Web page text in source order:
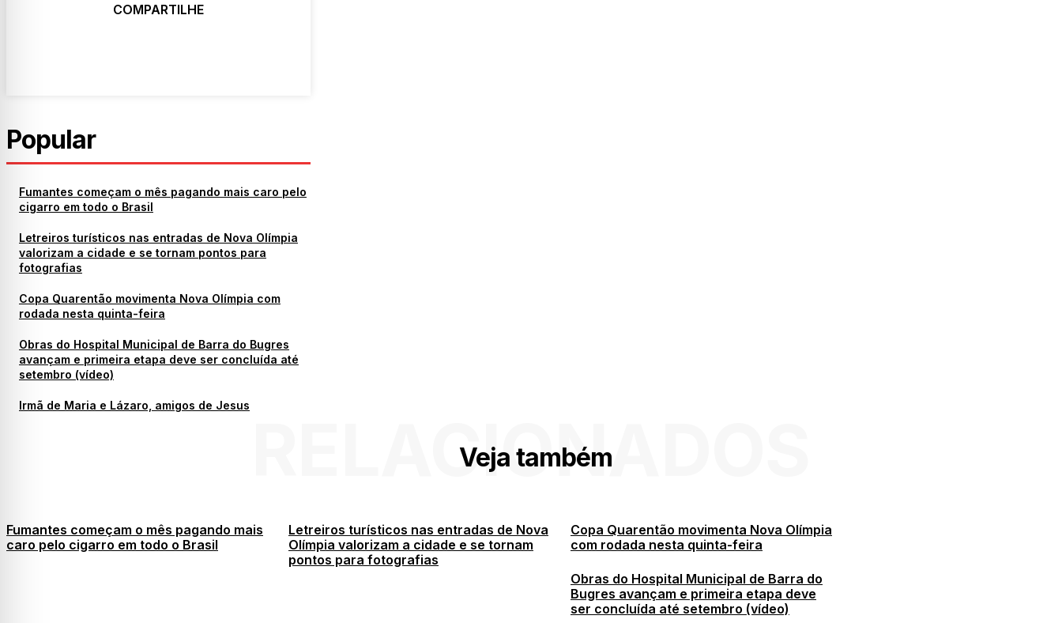
COMPARTILHE
Popular
Fumantes começam o mês pagando mais caro pelo
cigarro em todo o Brasil
Letreiros turísticos nas entradas de Nova Olímpia
valorizam a cidade e se tornam pontos para
fotografias
Copa Quarentão movimenta Nova Olímpia com
rodada nesta quinta-feira
Obras do Hospital Municipal de Barra do Bugres
avançam e primeira etapa deve ser concluída até
setembro (vídeo)
Irmã de Maria e Lázaro, amigos de Jesus
Veja também
RELACIONADOS
Fumantes começam o mês pagando mais
caro pelo cigarro em todo o Brasil
Letreiros turísticos nas entradas de Nova
Olímpia valorizam a cidade e se tornam
pontos para fotografias
Copa Quarentão movimenta Nova Olímpia
com rodada nesta quinta-feira
Obras do Hospital Municipal de Barra do
Bugres avançam e primeira etapa deve
ser concluída até setembro (vídeo)